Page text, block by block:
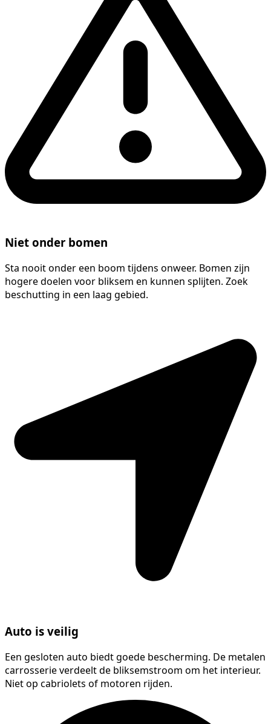
Niet onder bomen
Sta nooit onder een boom tijdens onweer. Bomen zijn
hogere doelen voor bliksem en kunnen splijten. Zoek
beschutting in een laag gebied.
Auto is veilig
Een gesloten auto biedt goede bescherming. De metalen
carrosserie verdeelt de bliksemstroom om het interieur.
Niet op cabriolets of motoren rijden.